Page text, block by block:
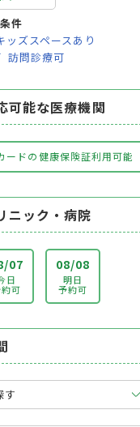
件
ッズスペースあり
訪問診療可
可能な医療機関
ードの健康保険証利用可能
ニック・病院
07
日
可
08/08
明日
予約可
す